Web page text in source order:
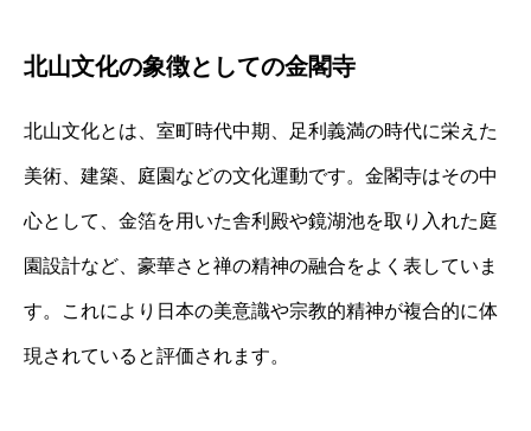
北山文化の象徴としての金閣寺
北山文化とは、室町時代中期、足利義満の時代に栄えた
美術、建築、庭園などの文化運動です。金閣寺はその中
心として、金箔を用いた舎利殿や鏡湖池を取り入れた庭
園設計など、豪華さと禅の精神の融合をよく表していま
す。これにより日本の美意識や宗教的精神が複合的に体
現されていると評価されます。